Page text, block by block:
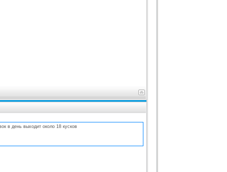
в день выходит около 18 кусков